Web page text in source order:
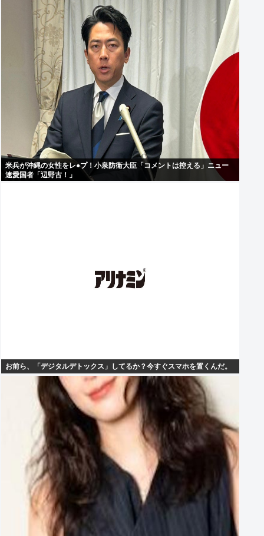
米兵が沖縄の女性をレ●プ！小泉防衛大臣「コメントは控える」ニュー
速愛国者「辺野古！」
お前ら、「デジタルデトックス」してるか？今すぐスマホを置くんだ。